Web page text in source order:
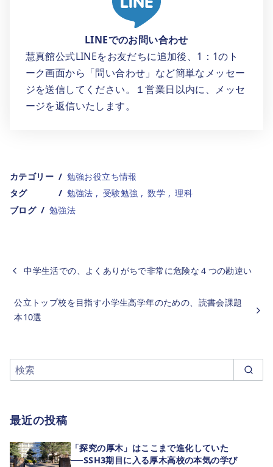
LINEでのお問い合わせ
慧真館公式LINEをお友だちに追加後、1：1のト
ーク画面から「問い合わせ」など簡単なメッセー
ジを送信してください。１営業日以内に、メッセ
ージを返信いたします。
カテゴリー
勉強お役立ち情報
タグ
勉強法 受験勉強 数学
理科
ブログ
勉強法
中学生活での、よくありがちで非常に危険な４つの勘違い
公立トップ校を目指す小学生高学年のための、読書会課題
本10選
最近の投稿
「探究の厚木」はここまで進化していた
──SSH3期目に入る厚木高校の本気の学び